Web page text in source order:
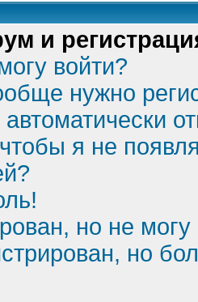
и
войти?
нужно
я не
но не могу
но